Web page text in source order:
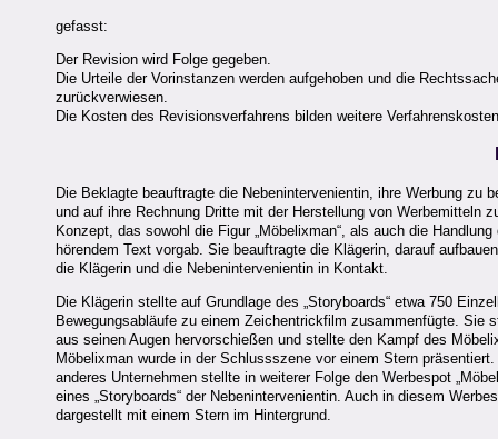
gefasst:
Der Revision wird Folge gegeben.
Die Urteile der Vorinstanzen werden aufgehoben und die
zurückverwiesen.
Die Kosten des Revisionsverfahrens bilden weitere
Die Beklagte beauftragte die Nebenintervenientin, ihre Werbung zu
und auf ihre Rechnung Dritte mit der Herstellung von Werbemitteln
Konzept, das sowohl die Figur „Möbelixman“, als auch die
hörendem Text vorgab. Sie beauftragte die Klägerin, darauf
die Klägerin und die Nebenintervenientin in Kontakt.
Die Klägerin stellte auf Grundlage des „Storyboards“ etwa 750
Bewegungsabläufe zu einem Zeichentrickfilm zusammenfügte.
aus seinen Augen hervorschießen und stellte den Kampf des
Möbelixman wurde in der Schlussszene vor einem Stern
anderes Unternehmen stellte in weiterer Folge den Werbespot
eines „Storyboards“ der Nebenintervenientin. Auch in diesem
dargestellt mit einem Stern im Hintergrund.